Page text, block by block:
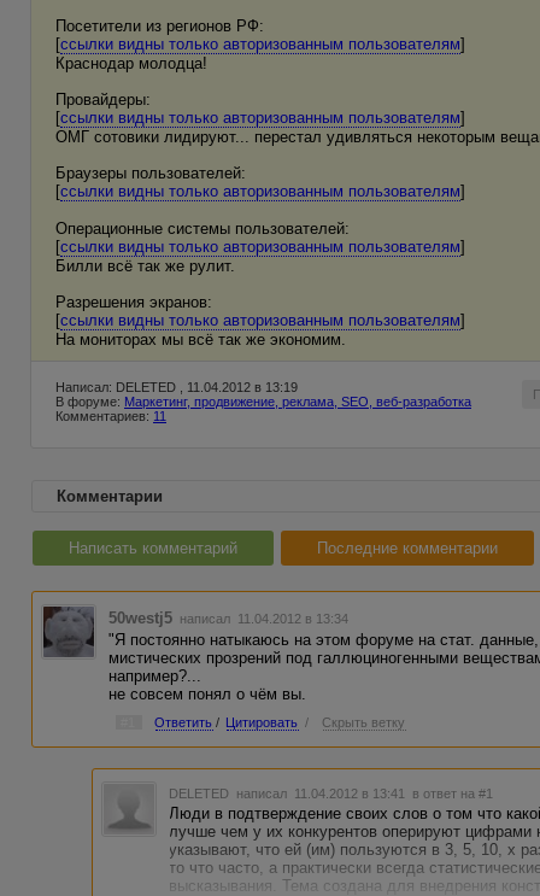
Посетители из регионов РФ:
[ссылки видны только авторизованным пользователям]
Краснодар молодца!
Провайдеры:
[ссылки видны только авторизованным пользователям]
ОМГ сотовики лидируют... перестал удивляться некоторым
Браузеры пользователей:
[ссылки видны только авторизованным пользователям]
Операционные системы пользователей:
[ссылки видны только авторизованным пользователям]
Билли всё так же рулит.
Разрешения экранов:
[ссылки видны только авторизованным пользователям]
На мониторах мы всё так же экономим.
Написал: DELETED , 11.04.2012 в 13:19
В форуме: Маркетинг, продвижение, реклама, SEO, веб-разработка
Комментариев: 11
Комментарии
Написать комментарий Последние комментарии
50westj5 написал 11.04.2012 в 13:34
"Я постоянно натыкаюсь на этом форуме на стат.
мистических прозрений под галлюциногенными
например?...
не совсем понял о чём вы.
Ответить / Цитировать / Скрыть ветку
DELETED написал 11.04.2012 в 13:41 в ответ на #1
Люди в подтверждение своих слов о том что
лучше чем у их конкурентов оперируют
указывают, что ей (им) пользуются в 3, 5, 10, x
то что часто, а практически всегда
высказывания. Тема создана для внедрения